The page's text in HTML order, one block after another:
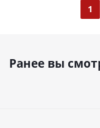
1
Ранее вы